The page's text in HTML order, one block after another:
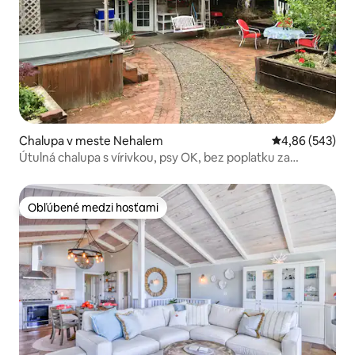
Chalupa v meste Nehalem Priemerné
4,86 (543)
Útulná chalupa s vírivkou, psy OK, bez poplatku za
Obľúbené medzi hosťami
Obľúbené medzi hosťami